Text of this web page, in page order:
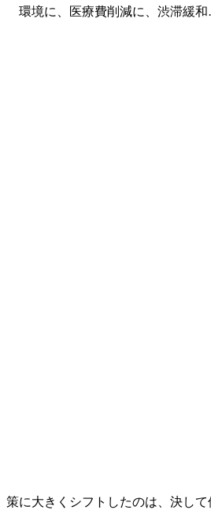
環境に、医療費削減に、渋滞緩
策に大きくシフトしたのは、決し